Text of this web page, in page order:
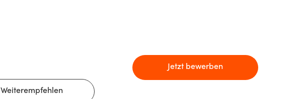
Weiterempfehlen
Jetzt bewerben